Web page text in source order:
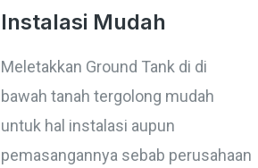
Instalasi Mudah
Meletakkan Ground Tank di di
bawah tanah tergolong mudah
untuk hal instalasi aupun
pemasangannya sebab perusahaan